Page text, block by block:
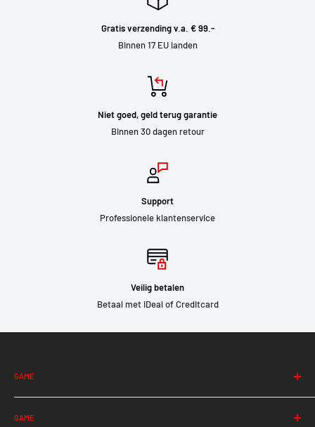
Gratis verzending v.a. € 99.-
Binnen 17 EU landen
Niet goed, geld terug garantie
Binnen 30 dagen retour
Support
Professionele klantenservice
Veilig betalen
Betaal met iDeal of Creditcard
GAME
Albion
Among Us
GAME